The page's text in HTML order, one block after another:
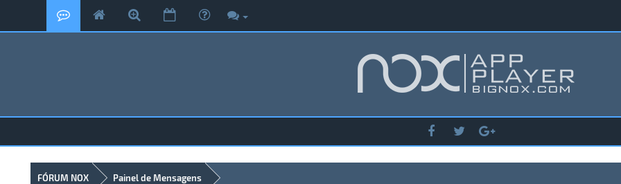
FÓRUM NOX Painel de Mensagens